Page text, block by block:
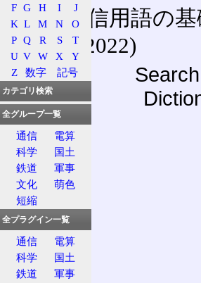
通信用語の
(27-May-2022)
F G H I
J
K L M N
O
P Q R S
T
U V W X
Y
Z
数字 記号
カテゴリ検索
全グループ一覧
通信
電算
科学
国土
鉄道
軍事
文化
萌色
短縮
全プラグイン一覧
通信
電算
科学
国土
鉄道
軍事